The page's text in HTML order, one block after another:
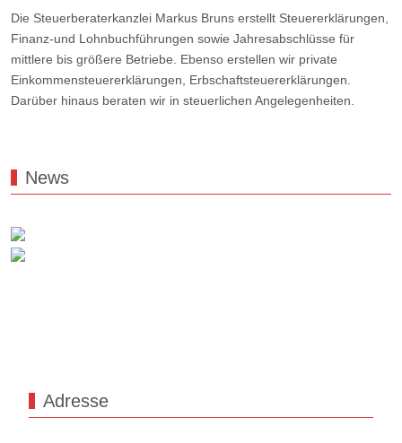
Die Steuerberaterkanzlei Markus Bruns erstellt Steuererklärungen,
Finanz-und Lohnbuchführungen sowie Jahresabschlüsse für
mittlere bis größere Betriebe. Ebenso erstellen wir private
Einkommensteuererklärungen, Erbschaftsteuererklärungen.
Darüber hinaus beraten wir in steuerlichen Angelegenheiten.
News
Adresse